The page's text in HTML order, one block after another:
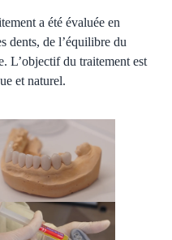
a été évaluée en
dents, de l’équilibre du
L’objectif du traitement est
et naturel.